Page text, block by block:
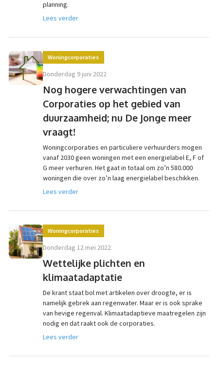
planning.
Lees verder
Nog hogere verwachtingen van
Corporaties op het gebied van
duurzaamheid; nu De Jonge meer
vraagt!
Woningcorporaties
donderdag 9 juni 2022
Woningcorporaties en particuliere verhuurders mogen
vanaf 2030 geen woningen met een energielabel E, F of
G meer verhuren. Het gaat in totaal om zo’n 580.000
woningen die over zo’n laag energielabel beschikken.
Lees verder
Wettelijke plichten en
klimaatadaptatie
Woningcorporaties
donderdag 12 mei 2022
De krant staat bol met artikelen over droogte, er is
namelijk gebrek aan regenwater. Maar er is ook sprake
van hevige regenval. Klimaatadaptieve maatregelen zijn
nodig en dat raakt ook de corporaties.
Lees verder